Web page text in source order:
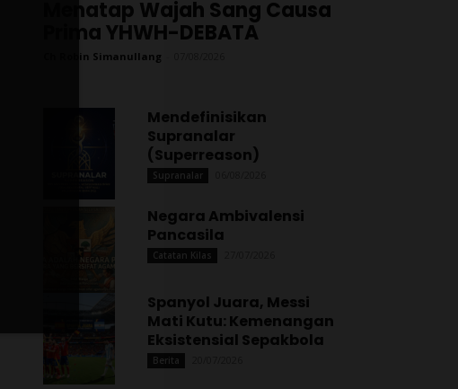
Menatap Wajah Sang Causa
Prima YHWH-DEBATA
Ch Robin Simanullang
Mendefinisikan
Supranalar
(Superreason)
Supranalar
Negara Ambivalensi
Pancasila
Catatan Kilas
Spanyol Juara, Messi
Mati Kutu: Kemenangan
Eksistensial Sepakbola
Berita